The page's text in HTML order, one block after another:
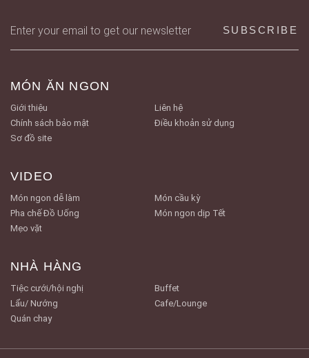
MÓN ĂN NGON
Giới thiệu
Liên hệ
Chính sách bảo mật
Điều khoản sử dụng
Sơ đồ site
VIDEO
Món ngon dễ làm
Món cầu kỳ
Pha chế Đồ Uống
Món ngon dịp Tết
Mẹo vặt
NHÀ HÀNG
Tiệc cưới/hội nghị
Buffet
Lẩu/ Nướng
Cafe/Lounge
Quán chay